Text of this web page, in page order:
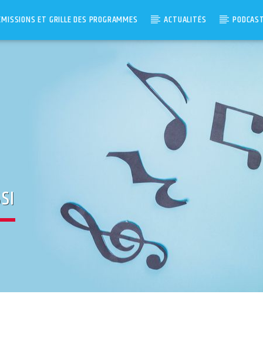
ET GRILLE DES PROGRAMMES ACTUALITÉS